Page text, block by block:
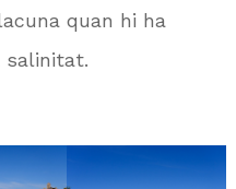
quan hi ha
salinitat.